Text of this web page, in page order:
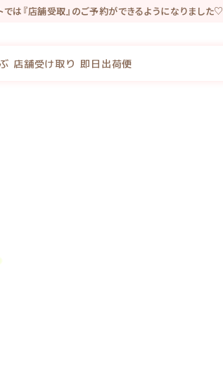
は『店舗受取』のご予約ができるようになりました♡
サイトログインで100Pプレゼントしています。
店舗受け取り 即日出荷便